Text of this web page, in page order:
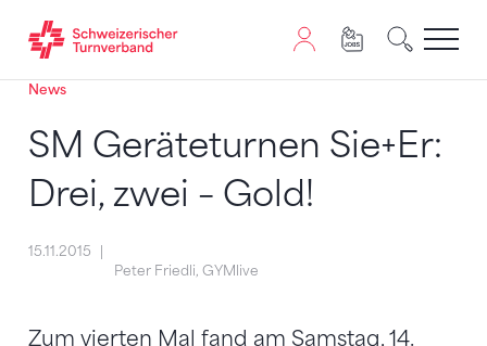
Zum Inhalt springen
Zur Sitemap navigieren
Zum Navigieren dieser Seite wird JavaScript benötigt.
News
SM Geräteturnen Sie+Er:
Drei, zwei – Gold!
15.11.2015
Peter Friedli, GYMlive
Zum vierten Mal fand am Samstag, 14.